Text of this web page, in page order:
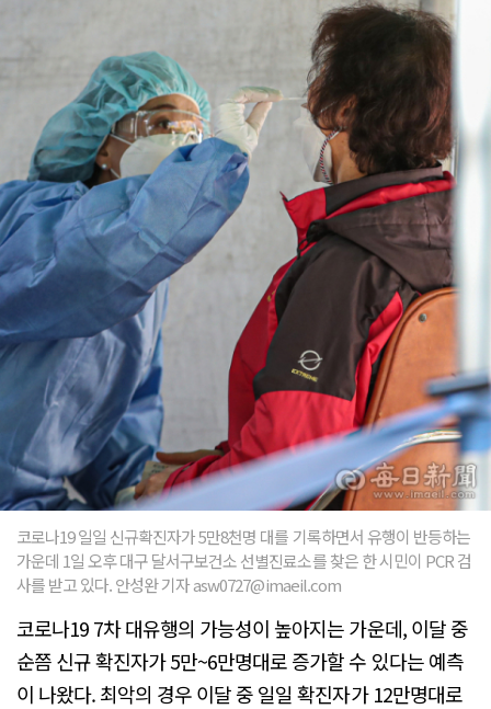
코로나19 일일 신규확진자가 5만8천명 대를 기록하면서 유행이 반등하는
가운데 1일 오후 대구 달서구보건소 선별진료소를 찾은 한 시민이 PCR 검
사를 받고 있다. 안성완 기자 asw0727@imaeil.com
코로나19 7차 대유행의 가능성이 높아지는 가운데, 이달 중
순쯤 신규 확진자가 5만~6만명대로 증가할 수 있다는 예측
이 나왔다. 최악의 경우 이달 중 일일 확진자가 12만명대로